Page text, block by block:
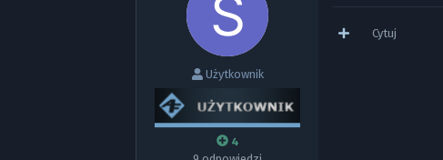
Użytkownik
4
Cytuj